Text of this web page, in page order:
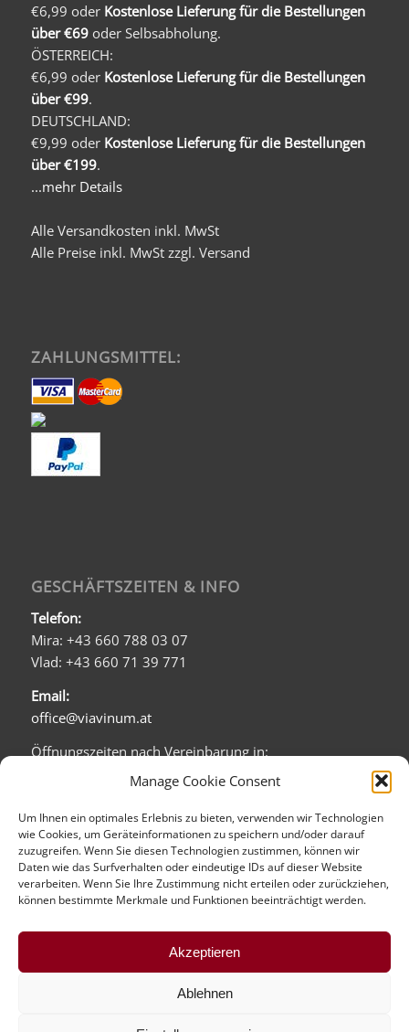
Manage Cookie Consent
Um Ihnen ein optimales Erlebnis zu bieten, verwenden wir Technologien
wie Cookies, um Geräteinformationen zu speichern und/oder darauf
zuzugreifen. Wenn Sie diesen Technologien zustimmen, können wir
Daten wie das Surfverhalten oder eindeutige IDs auf dieser Website
verarbeiten. Wenn Sie Ihre Zustimmung nicht erteilen oder zurückziehen,
können bestimmte Merkmale und Funktionen beeinträchtigt werden.
Akzeptieren
Ablehnen
€6,99 oder Kostenlose Lieferung für die Bestellungen
über €69oder Selbsabholung.
ÖSTERREICH:
€6,99 oder Kostenlose Lieferung für die Bestellungen
über €99.
DEUTSCHLAND:
€9,99 oder Kostenlose Lieferung für die Bestellungen
über €199.
...mehr Details
Alle Versandkosten inkl. MwSt
Alle Preise inkl. MwSt zzgl. Versand
ZAHLUNGSMITTEL:
GESCHÄFTSZEITEN & INFO
Telefon:
Mira: +43 660 788 03 07
Vlad: +43 660 71 39 771
Email:
office@viavinum.at
Öffnungszeiten nach Vereinbarung in:
Barichgasse 5/1b
Mo - Fr: 08:00 - 20:00
Sa: 09:00 - 16:00
Firmensitz (kein direkter Verkauf):
Tandelmarktgasse 16/1